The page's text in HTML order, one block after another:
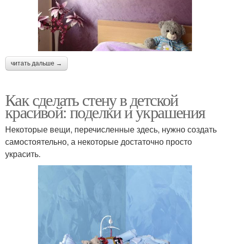
читать дальше →
Как сделать стену в детской
красивой: поделки и украшения
Некоторые вещи, перечисленные здесь, нужно создать
самостоятельно, а некоторые достаточно просто
украсить.